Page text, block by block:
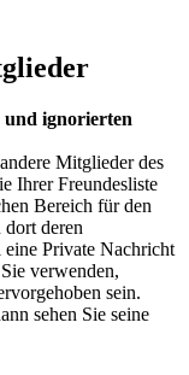
und ignorierten
Mitglieder des
Ihrer Freundesliste
Bereich für den
deren
Private Nachricht
verwenden,
sein.
sehen Sie seine